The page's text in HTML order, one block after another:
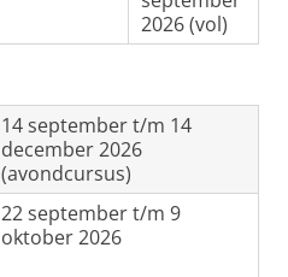
2026 (vol)
14 september t/m 14
december 2026
(avondcursus)
22 september t/m 9
oktober 2026